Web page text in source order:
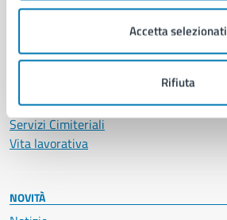
Accetta selezionati
Rifiuta
Cultura e tempo libero
Documenti e certificati
Educazione e formazione
Giustizia e sicurezza pubblica
Salute, benessere e assistenza
Servizi Cimiteriali
Vita lavorativa
NOVITÀ